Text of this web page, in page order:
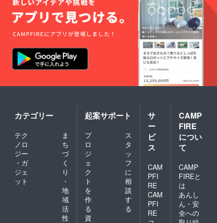
カテゴリー
テク
ノロ
ジー
・ガ
ジェ
ット
ま
ち
づ
く
り
・
地
域
活
性
起案サポート
プ
ロ
ジ
ェ
ク
ト
を
作
る
ス
タ
ッ
フ
に
相
談
す
る
資
サ
ー
ビ
ス
CAM
PFI
RE
CAM
PFI
RE
CAMP
FIRE
につい
て
CAMP
FIREと
は
あんし
ん・安
全への